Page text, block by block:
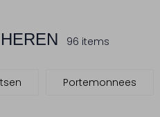
96 items
Portemonnees